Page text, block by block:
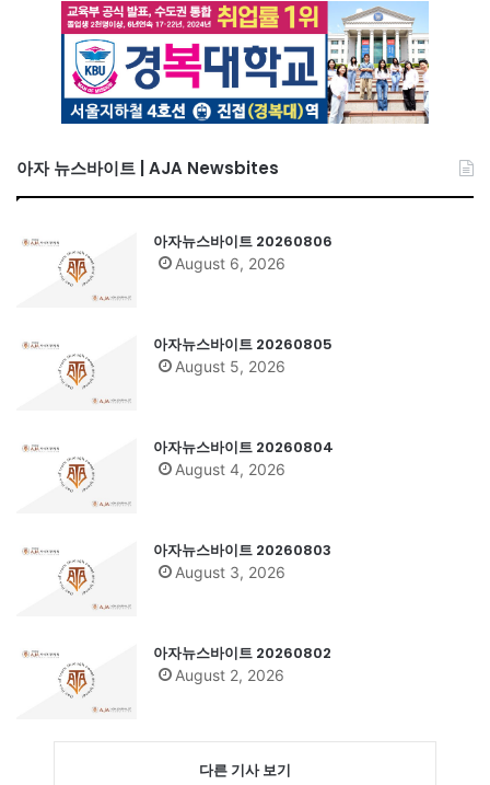
아자 뉴스바이트 | AJA Newsbites
아자뉴스바이트 20260806
August 6, 2026
아자뉴스바이트 20260805
August 5, 2026
아자뉴스바이트 20260804
August 4, 2026
아자뉴스바이트 20260803
August 3, 2026
아자뉴스바이트 20260802
August 2, 2026
다른 기사 보기